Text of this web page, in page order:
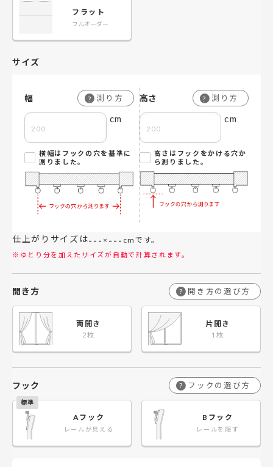
フラット
フルオーダー
サイズ
幅 ? 測り方
cm
横幅はフックの穴を基準に
測りました。
高さ ? 測り方
cm
高さはフックをかける穴か
ら測りました。
仕上がりサイズは--- × --- cmです。
※ゆとり分を加えたサイズが自動で計算されます。
開き方 ? 開き方の選び方
両開き 片開き
フック ? フックの選び方
Aフック
レールが見える
Bフック
レールを隠す